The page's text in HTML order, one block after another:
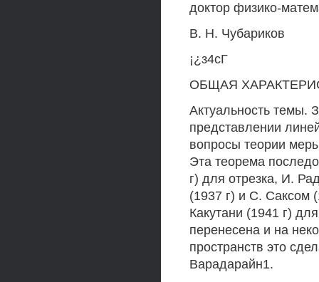
доктор физико-
В. Н. Чубариков
¡¿з4сГ
ОБЩАЯ
Актуальность темы.
представлении
вопросы теории
Эта теорема
г) для отрезка, И.
(1937 г) и С. Саксом
Какутани (1941 г)
перенесена и на
пространств это
Варадарайн1.